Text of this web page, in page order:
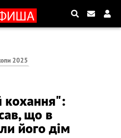
2025
кохання":
що в
його дім